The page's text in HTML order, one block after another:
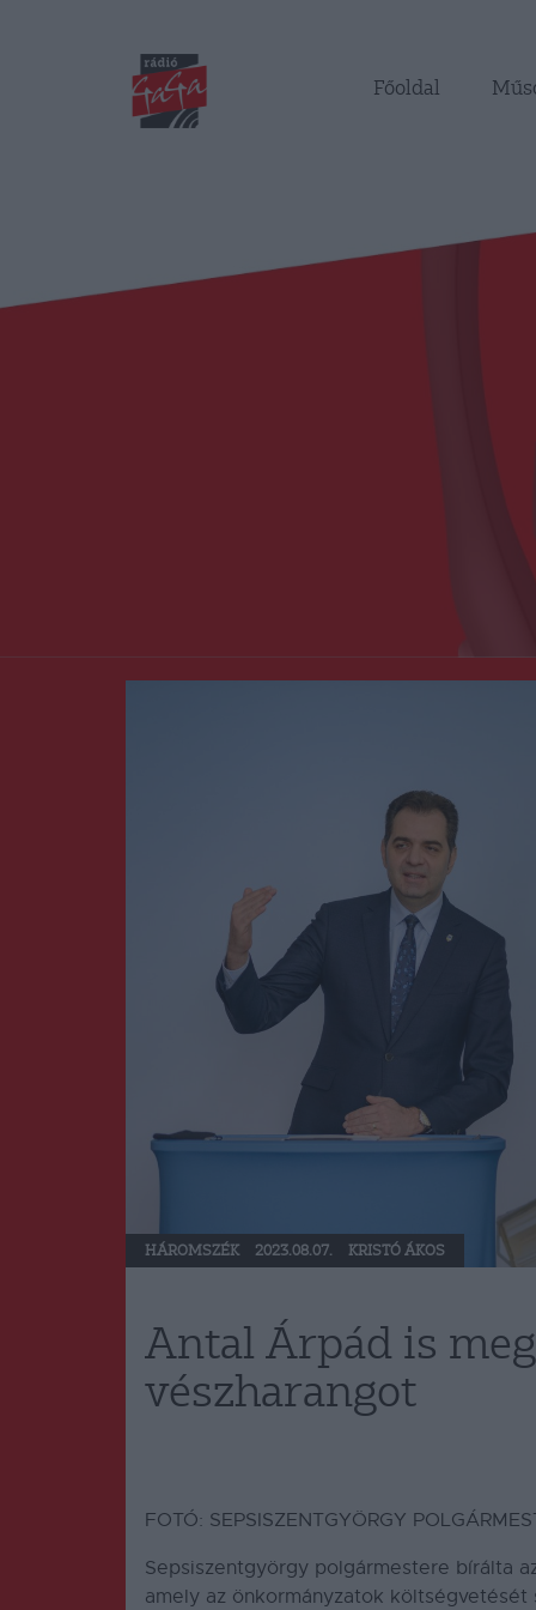
Főoldal
HÁROMSZÉK 2023.08.07. KRISTÓ ÁKOS
Antal Árpád is
vészharangot
FOTÓ: SEPSISZENTGYÖRGY
Sepsiszentgyörgy polgármestere bírálta
amely az önkormányzatok költségvetését